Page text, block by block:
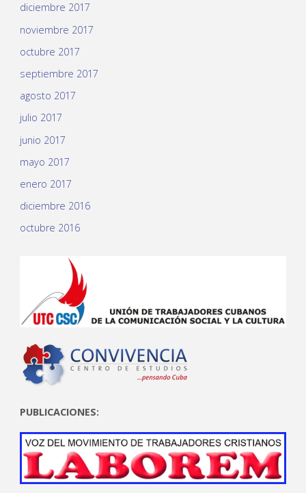
diciembre 2017
noviembre 2017
octubre 2017
septiembre 2017
agosto 2017
julio 2017
junio 2017
mayo 2017
enero 2017
diciembre 2016
octubre 2016
PUBLICACIONES: